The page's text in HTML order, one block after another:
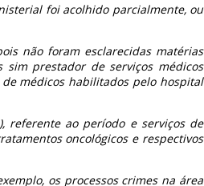
foi acolhido parcialmente, ou
não foram esclarecidas matérias
sim prestador de serviços médicos
médicos habilitados pelo hospital
referente ao período e serviços de
oncológicos e respectivos
os processos crimes na área